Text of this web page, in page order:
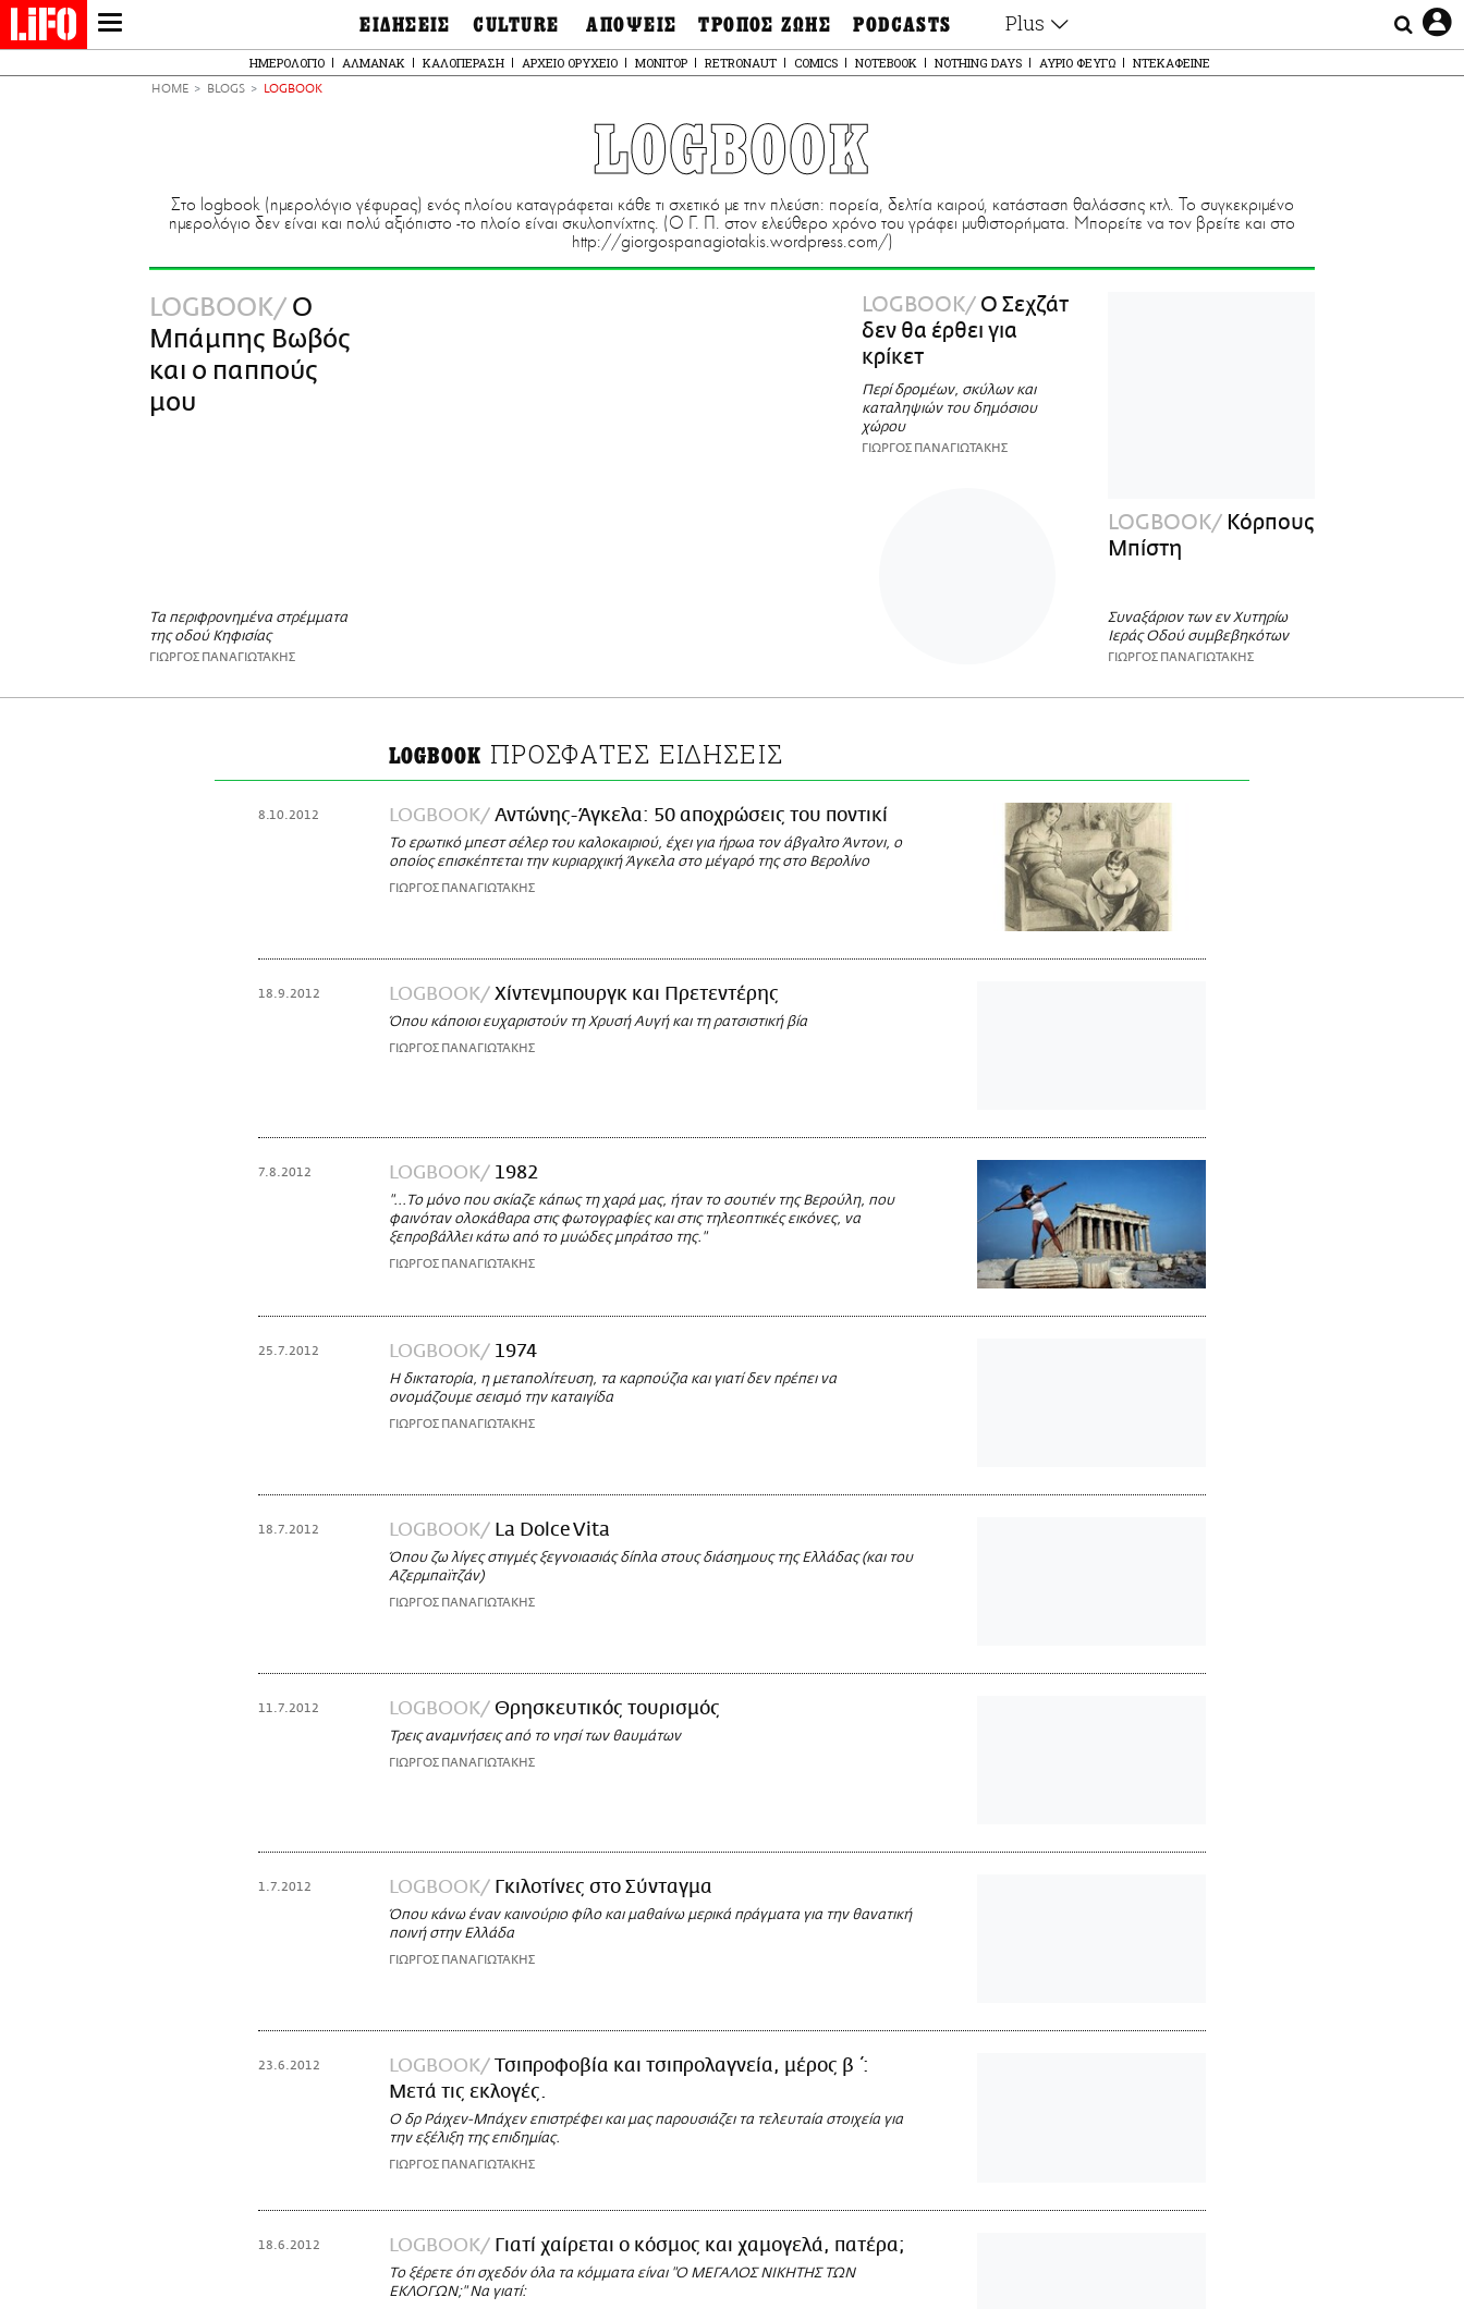
κυρίως
περιεχόμενο
LIFO SHOP
NEWSLETTER
CITY GUIDE
PRINT
ΕΙΔΗΣΕΙΣ
Ελλάδα
Περιβάλλον
Tech &
CULTURE
Οθόνες
& Ιστορία
Design
ΑΠΟΨΕΙΣ
Ιδέες
Guests
Επιστολές
ΤΡΟΠΟΣ ΖΩΗΣ
Μόδα & Στυλ
Ταξίδια
Συνταγές
Urban
Αγορά
PODCASTS
Σκληρές Αλήθειες
OnDemand
Αληθινά Εγκλήματα
Άλλο ένα podcast
3.0
Άκου την επιστήμη
Ιστορία μιας πόλης
Pulp Fiction
Radio Lifo
The Review
LiFO Politics
λόγια
Ζούμε, ρε!
Plus
Θέματα
Blogs
Απώλειες
Lgbtqi+
Επιλογές
ΗΜΕΡΟΛΟΓΙΟ ΑΛΜΑΝΑΚ ΚΑΛΟΠΕΡΑΣΗ ΑΡΧΕΙΟ ΟΡΥΧΕΙΟ ΜΟΝΙΤΟΡ RETRONAUT COMICS NOTEBOOK NOTHING DAYS ΑΥΡΙΟ ΦΕΥΓΩ ΝΤΕΚΑΦΕΙΝΕ
HOME BLOGS LOGBOOK
LOGBOOK
Στο logbook (ημερολόγιο γέφυρας) ενός πλοίου καταγράφεται κάθε τι σχετικό με την πλεύση: πορεία, δελτία καιρού, κατάσταση θαλάσσης κτλ. Το συγκεκριμένο
ημερολόγιο δεν είναι και πολύ αξιόπιστο -το πλοίο είναι σκυλοπνίχτης. (Ο Γ. Π. στον ελεύθερο χρόνο του γράφει μυθιστορήματα. Μπορείτε να τον βρείτε και στο
http://giorgospanagiotakis.wordpress.com/)
LOGBOOK
Ο
Μπάμπης Βωβός
και ο παππούς
μου
Τα περιφρονημένα στρέμματα
της οδού Κηφισίας
ΓΙΩΡΓΟΣ ΠΑΝΑΓΙΩΤΑΚΗΣ
LOGBOOK
Ο Σεχζάτ
δεν θα έρθει για
κρίκετ
Περί δρομέων, σκύλων και
καταληψιών του δημόσιου
χώρου
ΓΙΩΡΓΟΣ ΠΑΝΑΓΙΩΤΑΚΗΣ
LOGBOOK Κόρπους
Μπίστη
Συναξάριον των εν Χυτηρίω
Ιεράς Οδού συμβεβηκότων
ΓΙΩΡΓΟΣ ΠΑΝΑΓΙΩΤΑΚΗΣ
LOGBOOK ΠΡΟΣΦΑΤΕΣ ΕΙΔΗΣΕΙΣ
8.10.2012 LOGBOOK Αντώνης-Άγκελα: 50 αποχρώσεις του ποντικί
Το ερωτικό μπεστ σέλερ του καλοκαιριού, έχει για ήρωα τον άβγαλτο Άντονι, ο
οποίος επισκέπτεται την κυριαρχική Άγκελα στο μέγαρό της στο Βερολίνο
ΓΙΩΡΓΟΣ ΠΑΝΑΓΙΩΤΑΚΗΣ
18.9.2012 LOGBOOK Χίντενμπουργκ και Πρετεντέρης
Όπου κάποιοι ευχαριστούν τη Χρυσή Αυγή και τη ρατσιστική βία
ΓΙΩΡΓΟΣ ΠΑΝΑΓΙΩΤΑΚΗΣ
7.8.2012 LOGBOOK 1982
"...Το μόνο που σκίαζε κάπως τη χαρά μας, ήταν το σουτιέν της Βερούλη, που
φαινόταν ολοκάθαρα στις φωτογραφίες και στις τηλεοπτικές εικόνες, να
ξεπροβάλλει κάτω από το μυώδες μπράτσο της."
ΓΙΩΡΓΟΣ ΠΑΝΑΓΙΩΤΑΚΗΣ
25.7.2012 LOGBOOK 1974
Η δικτατορία, η μεταπολίτευση, τα καρπούζια και γιατί δεν πρέπει να
ονομάζουμε σεισμό την καταιγίδα
ΓΙΩΡΓΟΣ ΠΑΝΑΓΙΩΤΑΚΗΣ
18.7.2012 LOGBOOK La Dolce Vita
Όπου ζω λίγες στιγμές ξεγνοιασιάς δίπλα στους διάσημους της Ελλάδας (και του
Αζερμπαϊτζάν)
ΓΙΩΡΓΟΣ ΠΑΝΑΓΙΩΤΑΚΗΣ
11.7.2012 LOGBOOK Θρησκευτικός τουρισμός
Τρεις αναμνήσεις από το νησί των θαυμάτων
ΓΙΩΡΓΟΣ ΠΑΝΑΓΙΩΤΑΚΗΣ
1.7.2012 LOGBOOK Γκιλοτίνες στο Σύνταγμα
Όπου κάνω έναν καινούριο φίλο και μαθαίνω μερικά πράγματα για την θανατική
ποινή στην Ελλάδα
ΓΙΩΡΓΟΣ ΠΑΝΑΓΙΩΤΑΚΗΣ
23.6.2012 LOGBOOK
Τσιπροφοβία και τσιπρολαγνεία, μέρος β΄:
Μετά τις εκλογές.
Ο δρ Ράιχεν-Μπάχεν επιστρέφει και μας παρουσιάζει τα τελευταία στοιχεία για
την εξέλιξη της επιδημίας.
ΓΙΩΡΓΟΣ ΠΑΝΑΓΙΩΤΑΚΗΣ
18.6.2012 LOGBOOK Γιατί χαίρεται ο κόσμος και χαμογελά, πατέρα;
Το ξέρετε ότι σχεδόν όλα τα κόμματα είναι "Ο ΜΕΓΑΛΟΣ ΝΙΚΗΤΗΣ ΤΩΝ
ΕΚΛΟΓΩΝ;" Να γιατί: